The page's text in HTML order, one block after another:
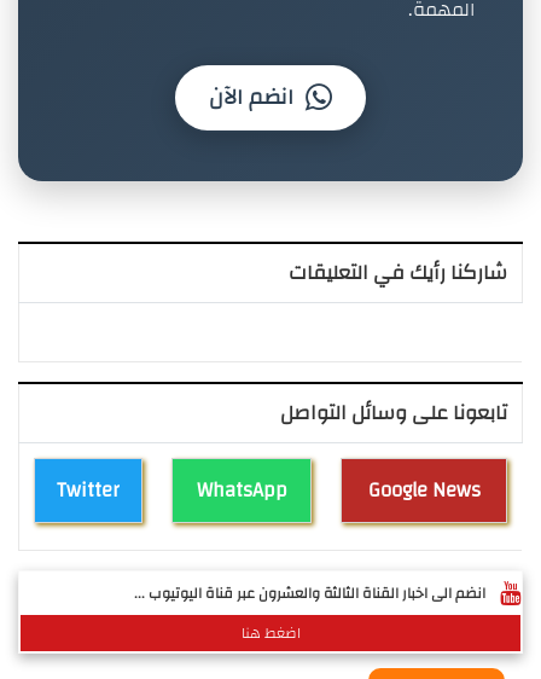
المهمة.
انضم الآن
شاركنا رأيك في التعليقات
تابعونا على وسائل التواصل
Twitter WhatsApp Google News
انضم الى اخبار القناة الثالثة والعشرون عبر قناة اليوتيوب ...
اضغط هنا